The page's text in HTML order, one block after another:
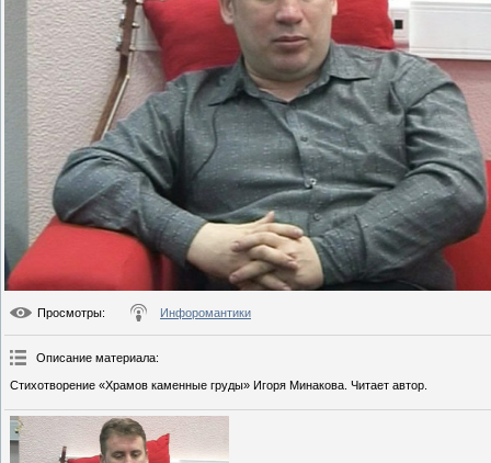
Просмотры: Инфоромантики
Описание материала:
Стихотворение «Храмов каменные груды» Игоря Минакова. Читает автор.